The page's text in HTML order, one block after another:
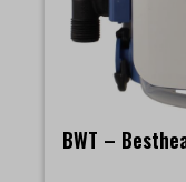
BWT –